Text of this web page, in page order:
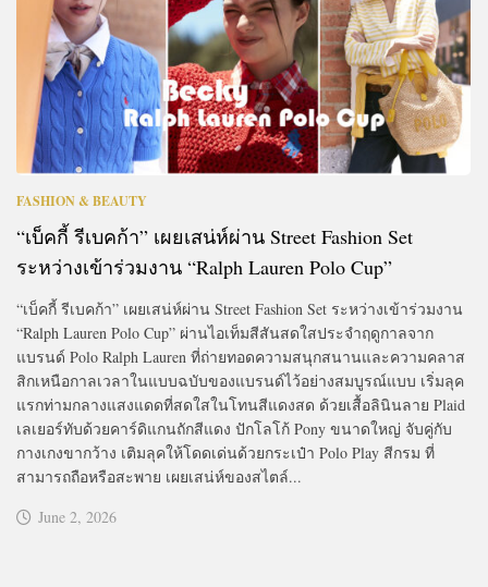
FASHION & BEAUTY
“เบ็คกี้ รีเบคก้า” เผยเสน่ห์ผ่าน Street Fashion Set
ระหว่างเข้าร่วมงาน “Ralph Lauren Polo Cup”
“เบ็คกี้ รีเบคก้า” เผยเสน่ห์ผ่าน Street Fashion Set ระหว่างเข้าร่วมงาน
“Ralph Lauren Polo Cup” ผ่านไอเท็มสีสันสดใสประจำฤดูกาลจาก
แบรนด์ Polo Ralph Lauren ที่ถ่ายทอดความสนุกสนานและความคลาส
สิกเหนือกาลเวลาในแบบฉบับของแบรนด์ไว้อย่างสมบูรณ์แบบ เริ่มลุค
แรกท่ามกลางแสงแดดที่สดใสในโทนสีแดงสด ด้วยเสื้อลินินลาย Plaid
เลเยอร์ทับด้วยคาร์ดิแกนถักสีแดง ปักโลโก้ Pony ขนาดใหญ่ จับคู่กับ
กางเกงขากว้าง เติมลุคให้โดดเด่นด้วยกระเป๋า Polo Play สีกรม ที่
สามารถถือหรือสะพาย เผยเสน่ห์ของสไตล์...
June 2, 2026